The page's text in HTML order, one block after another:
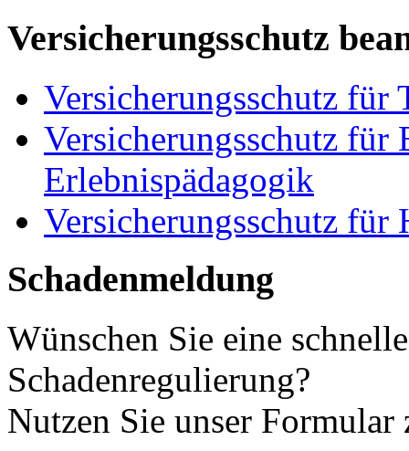
Versicherungsschutz
Versicherungsschutz für
Versicherungsschutz für
Erlebnispädagogik
Versicherungsschutz für
Schadenmeldung
Wünschen Sie eine
Schadenregulierung?
Nutzen Sie unser